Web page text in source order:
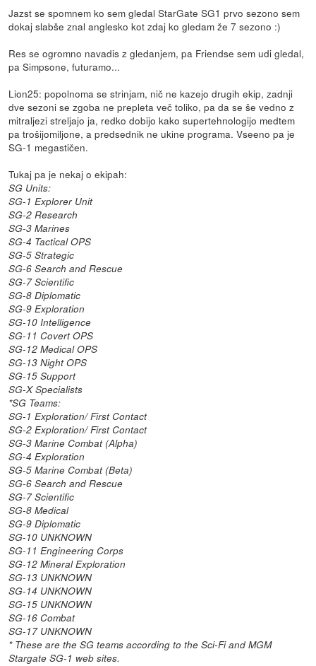
Jazst se spomnem ko sem gledal StarGate SG1 prvo sezono sem
dokaj slabše znal anglesko kot zdaj ko gledam že 7 sezono :)
Res se ogromno navadis z gledanjem, pa Friendse sem udi gledal,
pa Simpsone, futuramo...
Lion25: popolnoma se strinjam, nič ne kazejo drugih ekip, zadnji
dve sezoni se zgoba ne prepleta več toliko, pa da se še vedno z
mitraljezi streljajo ja, redko dobijo kako supertehnologijo medtem
pa trošijomiljone, a predsednik ne ukine programa. Vseeno pa je
SG-1 megastičen.
Tukaj pa je nekaj o ekipah:
SG Units:
SG-1 Explorer Unit
SG-2 Research
SG-3 Marines
SG-4 Tactical OPS
SG-5 Strategic
SG-6 Search and Rescue
SG-7 Scientific
SG-8 Diplomatic
SG-9 Exploration
SG-10 Intelligence
SG-11 Covert OPS
SG-12 Medical OPS
SG-13 Night OPS
SG-15 Support
SG-X Specialists
*SG Teams:
SG-1 Exploration/ First Contact
SG-2 Exploration/ First Contact
SG-3 Marine Combat (Alpha)
SG-4 Exploration
SG-5 Marine Combat (Beta)
SG-6 Search and Rescue
SG-7 Scientific
SG-8 Medical
SG-9 Diplomatic
SG-10 UNKNOWN
SG-11 Engineering Corps
SG-12 Mineral Exploration
SG-13 UNKNOWN
SG-14 UNKNOWN
SG-15 UNKNOWN
SG-16 Combat
SG-17 UNKNOWN
* These are the SG teams according to the Sci-Fi and MGM
Stargate SG-1 web sites.